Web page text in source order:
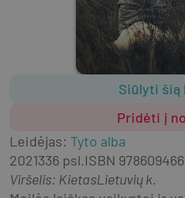
Siūlyti šią
Pridėti į
Leidėjas: Tyto alba
2021336 psl.ISBN
Viršelis: KietasLietuvių k.